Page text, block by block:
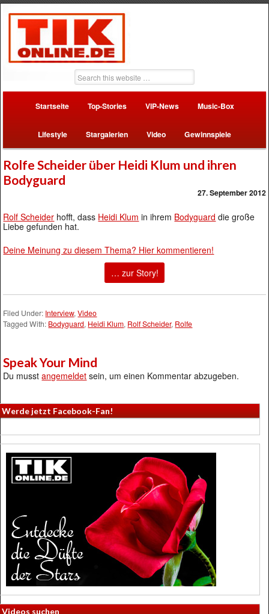
Startseite Top-Stories VIP-News Music-Box
Lifestyle Stargalerien Video Gewinnspiele
Rolfe Scheider über Heidi Klum und ihren
Bodyguard
27. September 2012
Rolf Scheider hofft, dass Heidi Klum in ihrem Bodyguard die große
Liebe gefunden hat.
Deine Meinung zu diesem Thema? Hier kommentieren!
… zur Story!
Filed Under: Interview,Video
Tagged With: Bodyguard, Heidi Klum, Rolf Scheider, Rolfe
Speak Your Mind
Du musstangemeldet sein, um einen Kommentar abzugeben.
Werde jetzt Facebook-Fan!
Videos suchen